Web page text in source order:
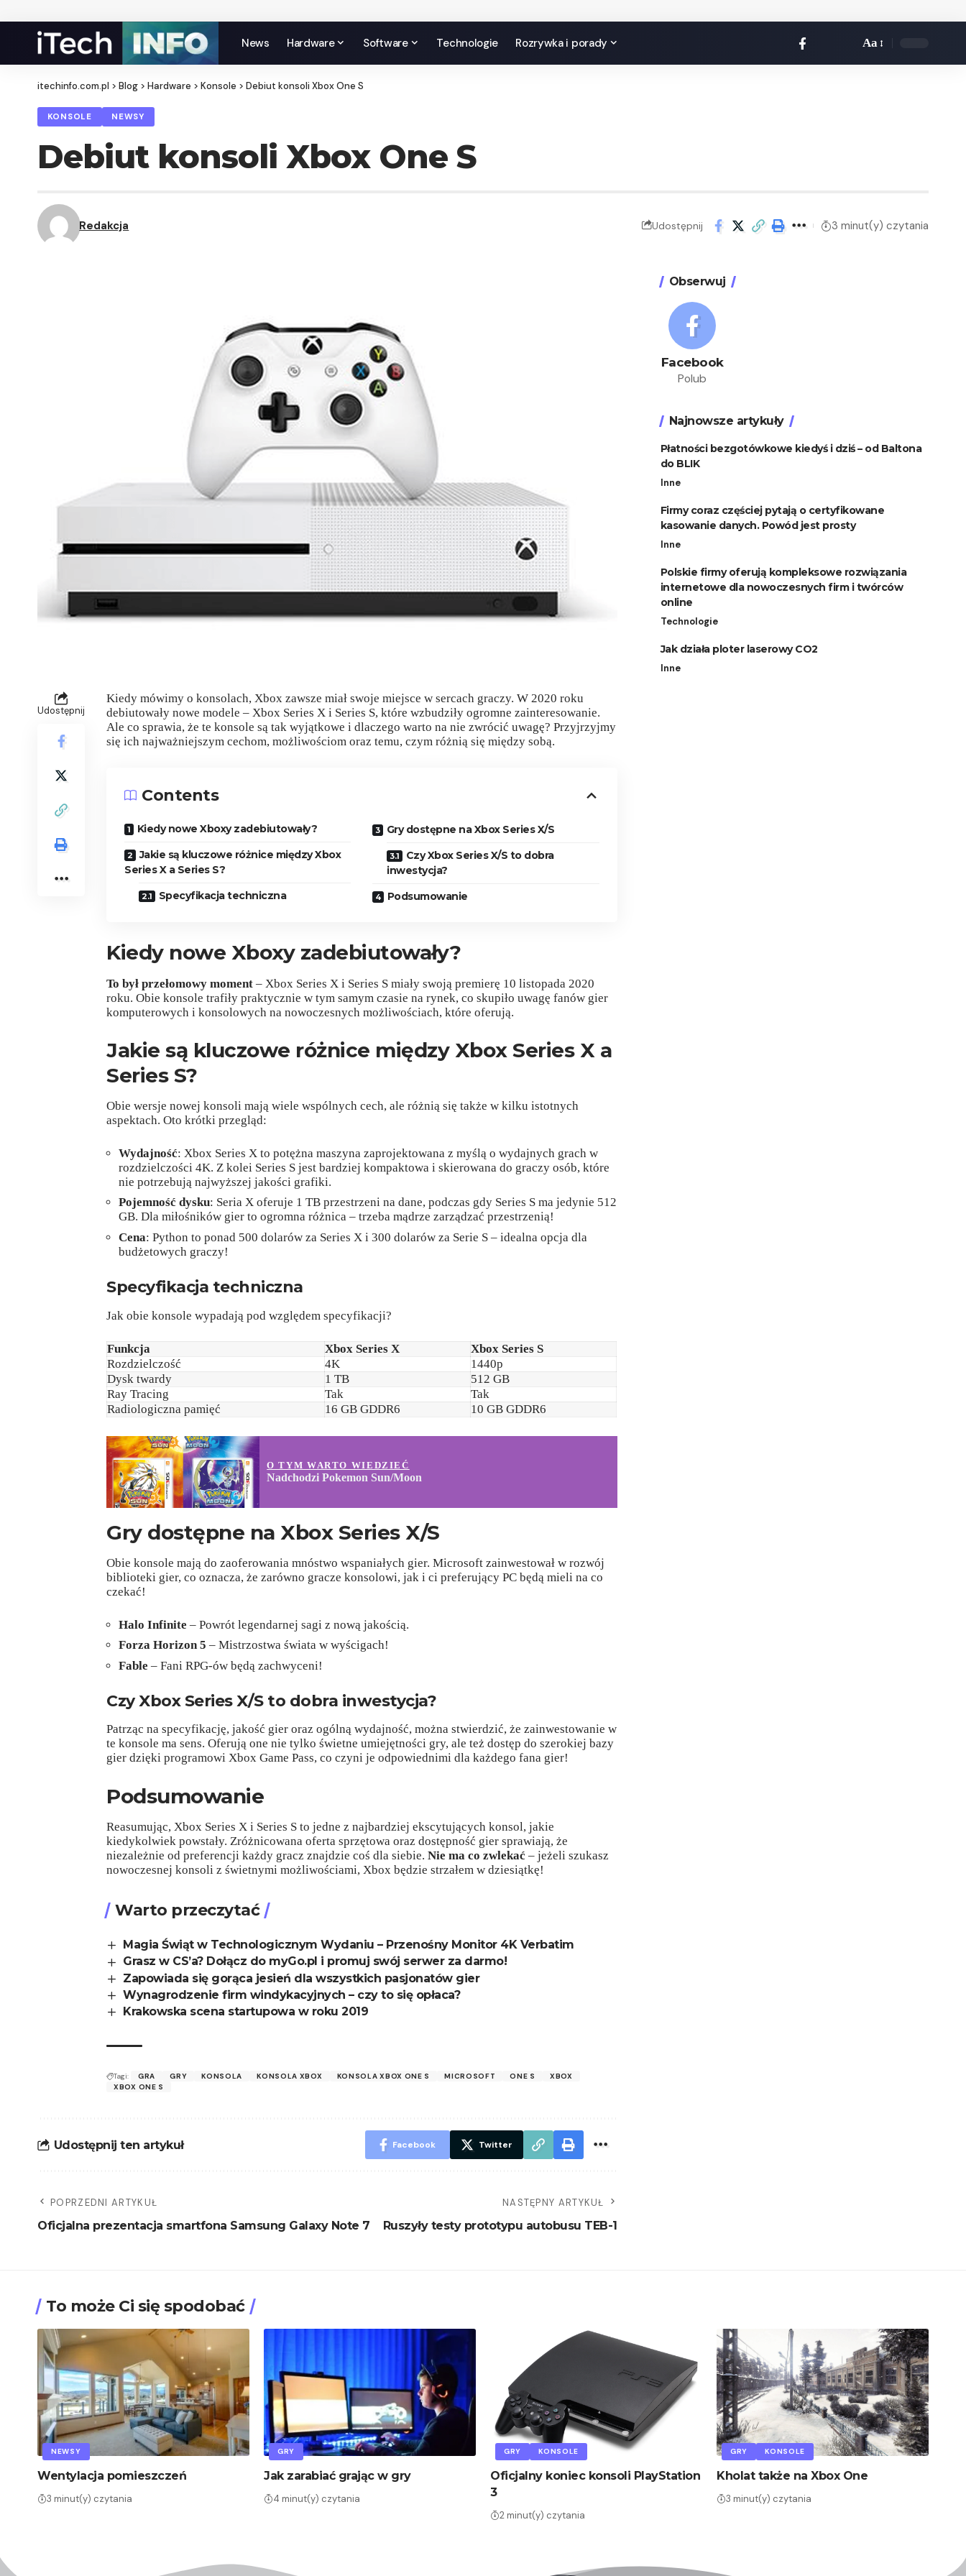
News Hardware Software Technologie Rozrywka i porady Aa
itechinfo.com.pl > Blog > Hardware > Konsole > Debiut konsoli Xbox One S
KONSOLE NEWSY
Debiut konsoli Xbox One S
Redakcja Udostępnij 3 minut(y) czytania
Udostępnij
Kiedy mówimy o konsolach, Xbox zawsze miał swoje miejsce w sercach graczy. W 2020 roku
debiutowały nowe modele – Xbox Series X i Series S, które wzbudziły ogromne zainteresowanie.
Ale co sprawia, że te konsole są tak wyjątkowe i dlaczego warto na nie zwrócić uwagę? Przyjrzyjmy
się ich najważniejszym cechom, możliwościom oraz temu, czym różnią się między sobą.
Contents
Kiedy nowe Xboxy zadebiutowały?
Jakie są kluczowe różnice między Xbox
Series X a Series S?
Specyfikacja techniczna
Gry dostępne na Xbox Series X/S
Czy Xbox Series X/S to dobra
inwestycja?
Podsumowanie
Kiedy nowe Xboxy zadebiutowały?
To był przełomowy moment – Xbox Series X i Series S miały swoją premierę 10 listopada 2020
roku. Obie konsole trafiły praktycznie w tym samym czasie na rynek, co skupiło uwagę fanów gier
komputerowych i konsolowych na nowoczesnych możliwościach, które oferują.
Jakie są kluczowe różnice między Xbox Series X a
Series S?
Obie wersje nowej konsoli mają wiele wspólnych cech, ale różnią się także w kilku istotnych
aspektach. Oto krótki przegląd:
Wydajność: Xbox Series X to potężna maszyna zaprojektowana z myślą o wydajnych grach w
rozdzielczości 4K. Z kolei Series S jest bardziej kompaktowa i skierowana do graczy osób, które
nie potrzebują najwyższej jakości grafiki.
Pojemność dysku: Seria X oferuje 1 TB przestrzeni na dane, podczas gdy Series S ma jedynie 512
GB. Dla miłośników gier to ogromna różnica – trzeba mądrze zarządzać przestrzenią!
Cena: Python to ponad 500 dolarów za Series X i 300 dolarów za Serie S – idealna opcja dla
budżetowych graczy!
Specyfikacja techniczna
Jak obie konsole wypadają pod względem specyfikacji?
Funkcja Xbox Series X
Xbox Series S
Rozdzielczość
4K
1440p
Dysk twardy
1 TB
512 GB
Ray Tracing
Tak
Tak
Radiologiczna pamięć
16 GB GDDR6 10 GB GDDR6
O TYM WARTO WIEDZIEĆ
Nadchodzi Pokemon Sun/Moon
Gry dostępne na Xbox Series X/S
Obie konsole mają do zaoferowania mnóstwo wspaniałych gier. Microsoft zainwestował w rozwój
biblioteki gier, co oznacza, że zarówno gracze konsolowi, jak i ci preferujący PC będą mieli na co
czekać!
Halo Infinite – Powrót legendarnej sagi z nową jakością.
Forza Horizon 5 – Mistrzostwa świata w wyścigach!
Fable – Fani RPG-ów będą zachwyceni!
Czy Xbox Series X/S to dobra inwestycja?
Patrząc na specyfikację, jakość gier oraz ogólną wydajność, można stwierdzić, że zainwestowanie w
te konsole ma sens. Oferują one nie tylko świetne umiejętności gry, ale też dostęp do szerokiej bazy
gier dzięki programowi Xbox Game Pass, co czyni je odpowiednimi dla każdego fana gier!
Podsumowanie
Reasumując, Xbox Series X i Series S to jedne z najbardziej ekscytujących konsol, jakie
kiedykolwiek powstały. Zróżnicowana oferta sprzętowa oraz dostępność gier sprawiają, że
niezależnie od preferencji każdy gracz znajdzie coś dla siebie. Nie ma co zwlekać – jeżeli szukasz
nowoczesnej konsoli z świetnymi możliwościami, Xbox będzie strzałem w dziesiątkę!
Warto przeczytać
Magia Świąt w Technologicznym Wydaniu – Przenośny Monitor 4K Verbatim
Grasz w CS’a? Dołącz do myGo.pl i promuj swój serwer za darmo!
Zapowiada się gorąca jesień dla wszystkich pasjonatów gier
Wynagrodzenie firm windykacyjnych – czy to się opłaca?
Krakowska scena startupowa w roku 2019
Tagi: GRA GRY KONSOLA KONSOLA XBOX KONSOLA XBOX ONE S MICROSOFT ONE S
XBOX
XBOX ONE S
Udostępnij ten artykuł Facebook Twitter
POPRZEDNI ARTYKUŁ
Oficjalna prezentacja smartfona Samsung Galaxy Note 7
NASTĘPNY ARTYKUŁ
Ruszyły testy prototypu autobusu TEB-1
Obserwuj
Facebook
Polub
Najnowsze artykuły
Płatności bezgotówkowe kiedyś i dziś – od Baltona
do BLIK
Inne
Firmy coraz częściej pytają o certyfikowane
kasowanie danych. Powód jest prosty
Inne
Polskie firmy oferują kompleksowe rozwiązania
internetowe dla nowoczesnych firm i twórców
online
Technologie
Jak działa ploter laserowy CO2
Inne
To może Ci się spodobać
NEWSY
Wentylacja pomieszczeń
3 minut(y) czytania
GRY
Jak zarabiać grając w gry
4 minut(y) czytania
GRY KONSOLE
Oficjalny koniec konsoli PlayStation
3
2 minut(y) czytania
GRY KONSOLE
Kholat także na Xbox One
3 minut(y) czytania